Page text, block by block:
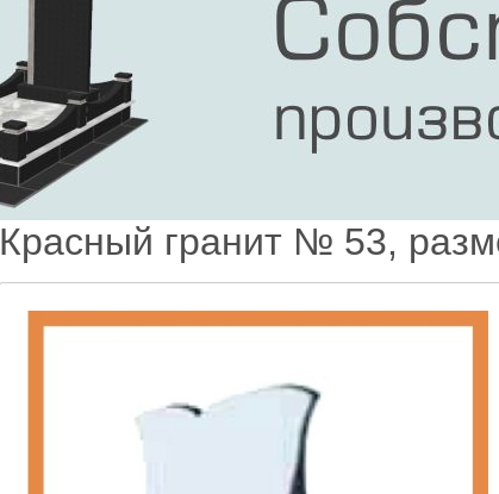
Красный гранит № 53,